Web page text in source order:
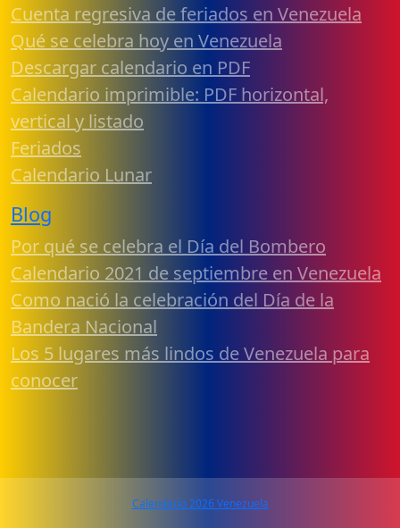
Cuenta regresiva de feriados en Venezuela
Qué se celebra hoy en Venezuela
Descargar calendario en PDF
Calendario imprimible: PDF horizontal,
vertical y listado
Feriados
Calendario Lunar
Blog
Por qué se celebra el Día del Bombero
Calendario 2021 de septiembre en Venezuela
Como nació la celebración del Día de la
Bandera Nacional
Los 5 lugares más lindos de Venezuela para
conocer
Calendario 2026 Venezuela